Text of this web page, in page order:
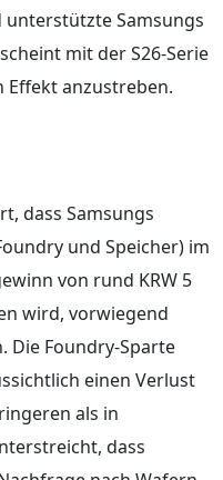
Samsungs
mit der S26‑Serie
Effekt anzustreben.
dass Samsungs
und Speicher) im
von rund KRW 5
wird, vorwiegend
Die Foundry‑Sparte
einen Verlust
als in
dass